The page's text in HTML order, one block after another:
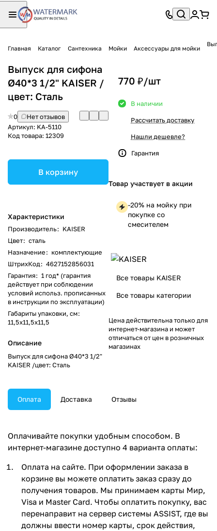
Главная Каталог Сантехника Мойки Аксессуары для мойки
Выпуск для сифона
Ø40*3 1/2" KAISER /
цвет: Сталь
0
Нет отзывов
Артикул: KA-5110
Код товара: 12309
В корзину
Характеристики
Производитель: KAISER
Цвет: сталь
Назначение: комплектующие
ШтрихКод: 4627152856031
Гарантия: 1 год* (гарантия
действует при соблюдении
условий использ. прописанных
в инструкции по эксплуатации)
Габариты упаковки, см:
11,5х11,5х11,5
Описание
Выпуск для сифона Ø40*3 1/2"
KAISER /цвет: Сталь
770 ₽/шт
В наличии
Рассчитать доставку
Нашли дешевле?
Гарантия
Товар участвует в акции
-20% на мойку при
покупке со
смесителем
Все товары KAISER
Все товары категории
Цена действительна только для
интернет-магазина и может
отличаться от цен в розничных
магазинах
Оплата Доставка Отзывы
Оплачивайте покупки удобным способом. В
интернет-магазине доступно 4 варианта оплаты:
Оплата на сайте. При оформлении заказа в
корзине вы можете оплатить заказ сразу до
получения товаров. Мы принимаем карты Мир,
Visa и Master Card. Чтобы оплатить покупку, вас
перенаправит на сервер системы ASSIST, где вы
должны ввести номер карты, срок действия,